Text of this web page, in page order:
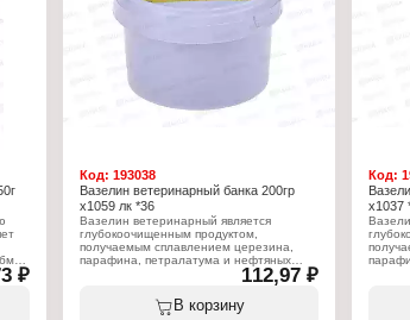
Характеристики:
Производитель: Neoterica
Назначение: для всех типов шерсти
кошек и собак
Вариация: Питательный
–
₽
Код: 193038
Вазелин ветеринарный банка 200гр
х1059 лк *36
Вазелин ветеринарный является
глубокоочищенным продуктом,
получаемым сплавлением церезина,
парафина, петралатума и нефтяных
масел. Препарат представляет собой
однородную мазь без комков от белого
до светло-коричневого цвета. Вазелин
ветеринарный оказывает смягчающее
112,97 ₽
В корзину
Код:
х1037
до